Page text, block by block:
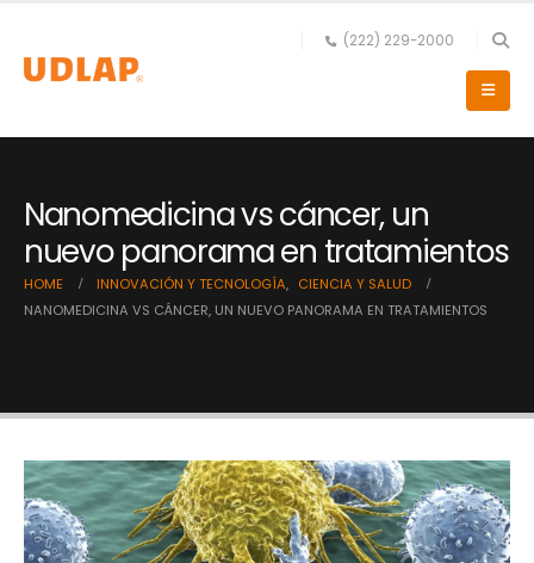
(222) 229-2000
Nanomedicina vs cáncer, un
nuevo panorama en tratamientos
HOME INNOVACIÓN Y TECNOLOGÍA, CIENCIA Y SALUD
NANOMEDICINA VS CÁNCER, UN NUEVO PANORAMA EN TRATAMIENTOS